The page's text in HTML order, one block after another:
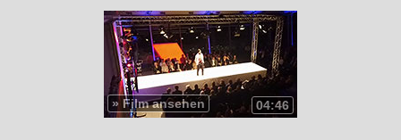
04:46
» Film ansehen